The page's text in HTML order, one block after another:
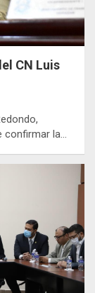
CN Luis
confirmar la…